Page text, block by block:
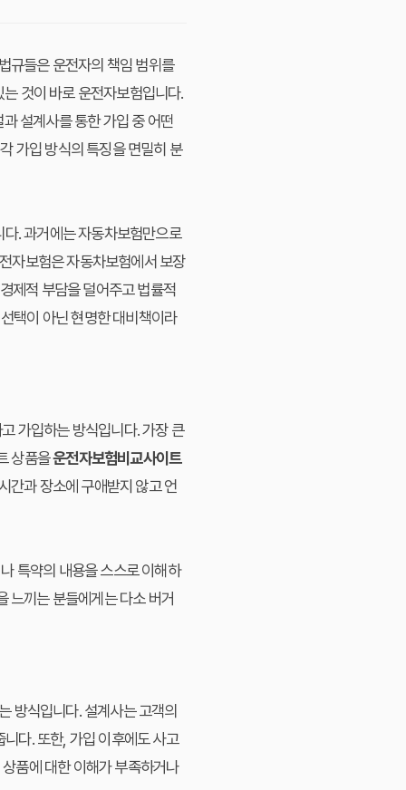
규들은 운전자의 책임 범위를
것이 바로 운전자보험입니다.
설계사를 통한 가입 중 어떤
가입 방식의 특징을 면밀히 분
. 과거에는 자동차보험만으로
자보험은 자동차보험에서 보장
제적 부담을 덜어주고 법률적
택이 아닌 현명한 대비책이라
가입하는 방식입니다. 가장 큰
상품을운전자보험비교사이트
간과 장소에 구애받지 않고 언
특약의 내용을 스스로 이해하
느끼는 분들에게는 다소 버거
방식입니다. 설계사는 고객의
다. 또한, 가입 이후에도 사고
품에 대한 이해가 부족하거나